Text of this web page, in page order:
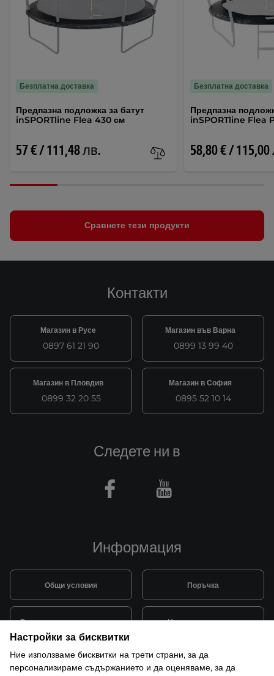
Предпазна подложка за батут
inSPORTline Flea 430 см
57 € / 111,48 лв.
Безплатна доставка
Предпазна
inSPORTline Flea
58,80 € /
Безплатна доставка
Сравнете тези продукти
Контакти
Магазин в Русе
0897 61 21 90
Магазин във Варна
0899 13 99 40
Магазин в Пловдив
0899 32 20 55
Магазин в София
0895 52 10 14
Информация
Общи условия Поръчка
Видове и цена за транспорт Начини на плащане
Система за лоялни клиенти Монтаж и поддръжка
Следете ни в
Facebook Youtube
Настройки за бисквитки
Ние използваме бисквитки на трети страни, за да
персонализираме съдържанието и да оценяваме, за да